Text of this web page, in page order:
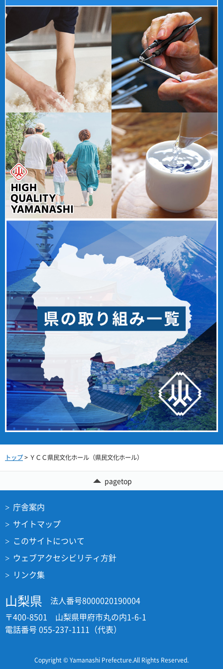
トップ> ＹＣＣ県民文化ホール（県民文化ホール）
pagetop
庁舎案内
サイトマップ
このサイトについて
ウェブアクセシビリティ方針
リンク集
山梨県
法人番号8000020190004
〒400-8501 山梨県甲府市丸の内1-6-1
電話番号 055-237-1111（代表）
Copyright © Yamanashi Prefecture.All Rights Reserved.